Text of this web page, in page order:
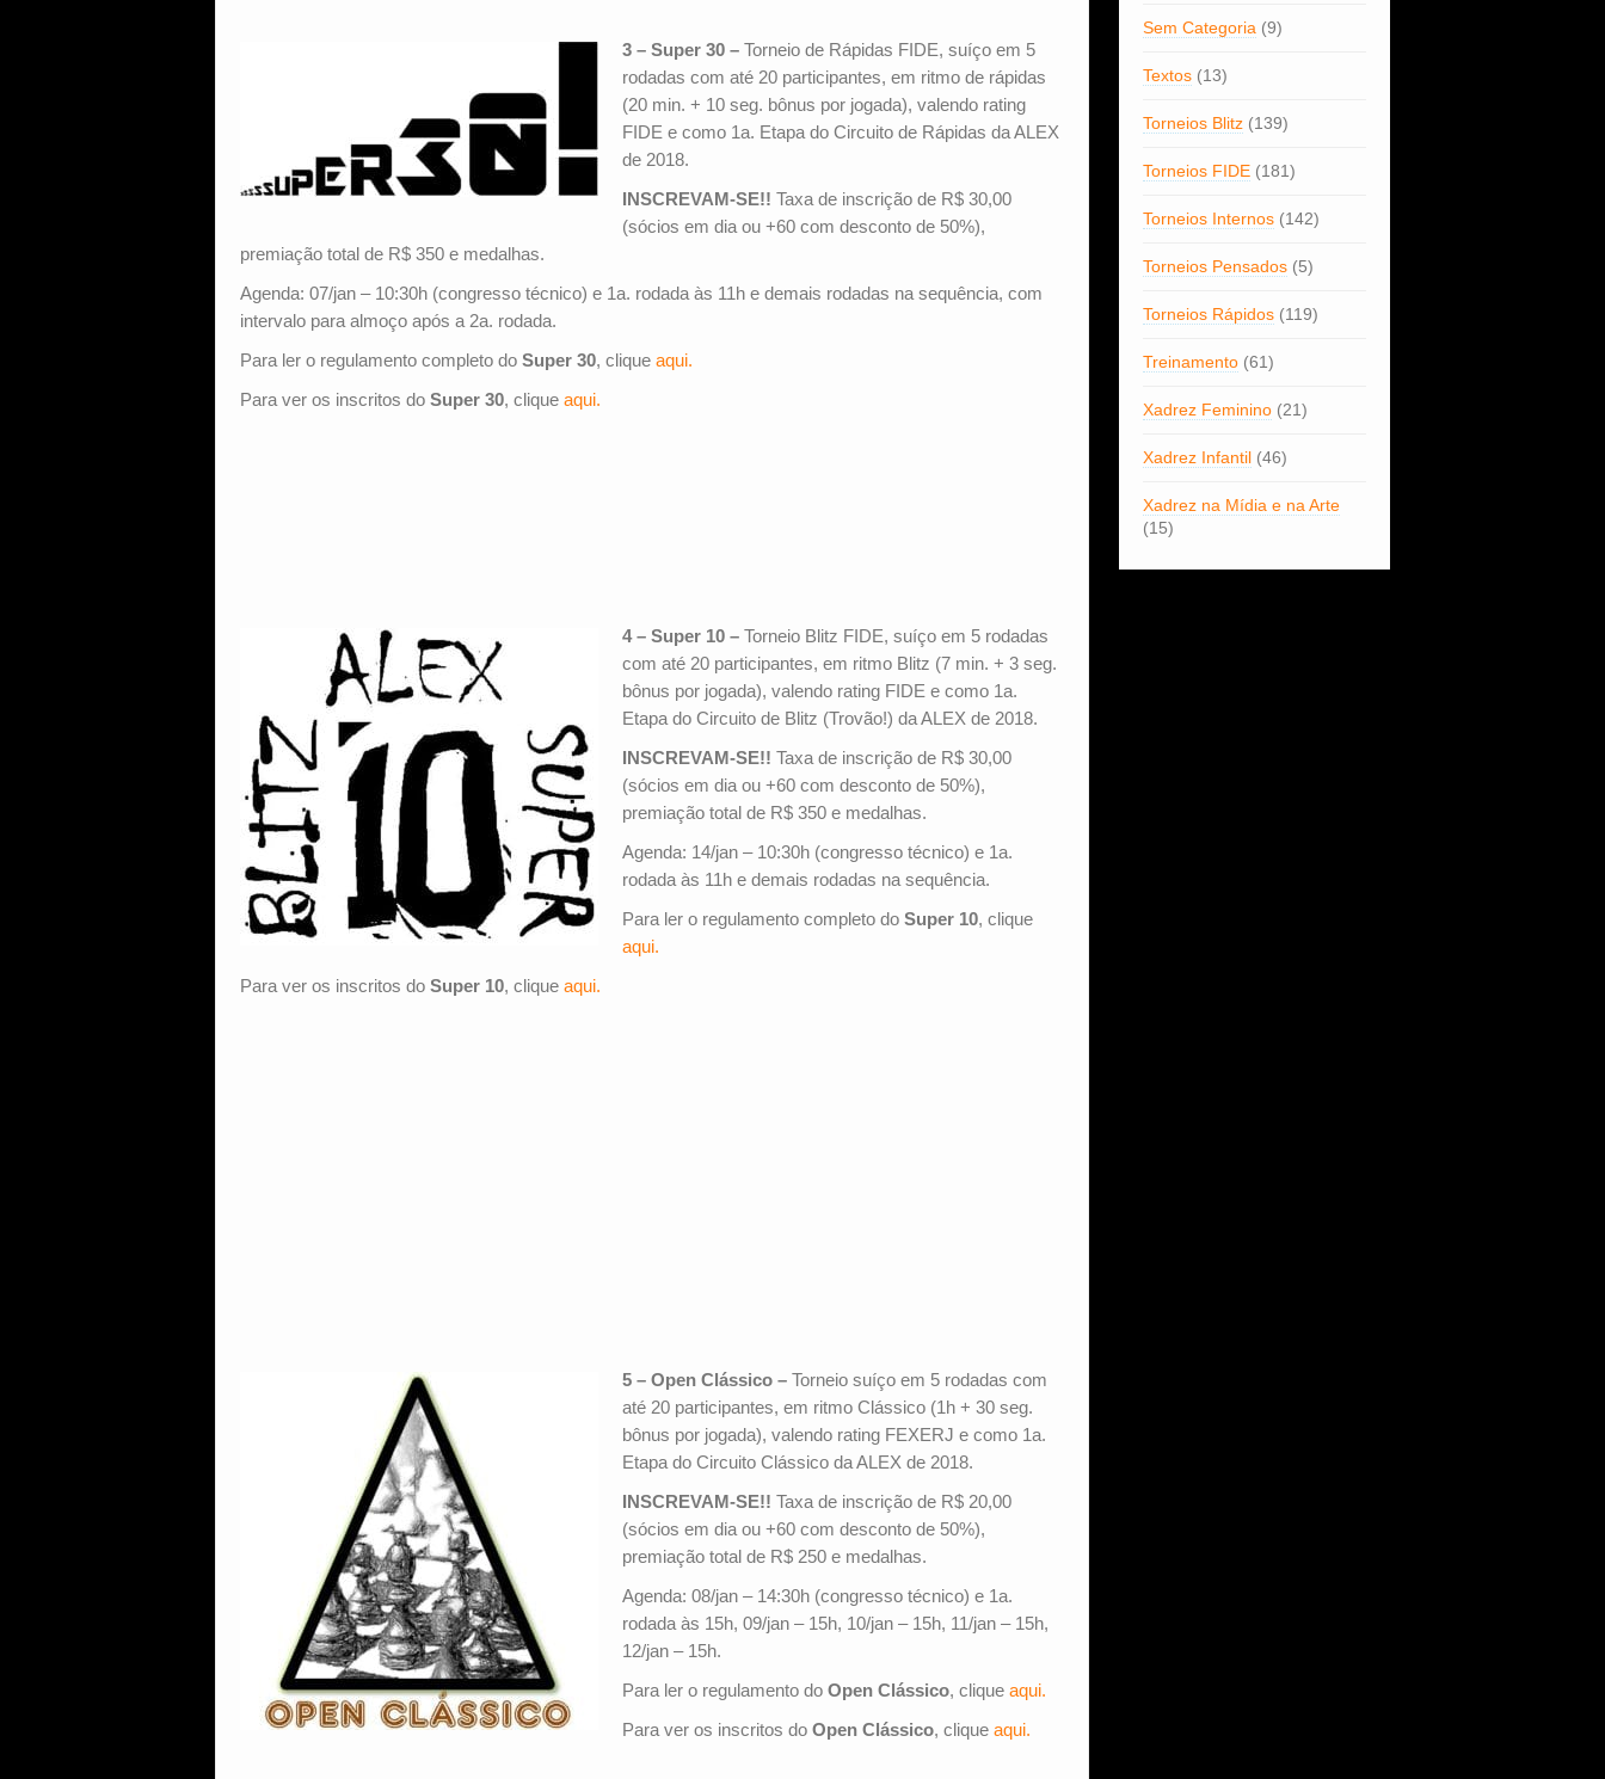
3 – Super 30 – Torneio de Rápidas FIDE, suíço em 5
rodadas com até 20 participantes, em ritmo de rápidas
(20 min. + 10 seg. bônus por jogada), valendo rating
FIDE e como 1a. Etapa do Circuito de Rápidas da ALEX
de 2018.
INSCREVAM-SE!! Taxa de inscrição de R$ 30,00
(sócios em dia ou +60 com desconto de 50%),
premiação total de R$ 350 e medalhas.
Agenda: 07/jan – 10:30h (congresso técnico) e 1a. rodada às 11h e demais rodadas na sequência, com
intervalo para almoço após a 2a. rodada.
Para ler o regulamento completo do Super 30, clique aqui.
Para ver os inscritos do Super 30, clique aqui.
4 – Super 10 – Torneio Blitz FIDE, suíço em 5 rodadas
com até 20 participantes, em ritmo Blitz (7 min. + 3 seg.
bônus por jogada), valendo rating FIDE e como 1a.
Etapa do Circuito de Blitz (Trovão!) da ALEX de 2018.
INSCREVAM-SE!! Taxa de inscrição de R$ 30,00
(sócios em dia ou +60 com desconto de 50%),
premiação total de R$ 350 e medalhas.
Agenda: 14/jan – 10:30h (congresso técnico) e 1a.
rodada às 11h e demais rodadas na sequência.
Para ler o regulamento completo do Super 10, clique
aqui.
Para ver os inscritos do Super 10, clique aqui.
5 – Open Clássico – Torneio suíço em 5 rodadas com
até 20 participantes, em ritmo Clássico (1h + 30 seg.
bônus por jogada), valendo rating FEXERJ e como 1a.
Etapa do Circuito Clássico da ALEX de 2018.
INSCREVAM-SE!! Taxa de inscrição de R$ 20,00
(sócios em dia ou +60 com desconto de 50%),
premiação total de R$ 250 e medalhas.
Agenda: 08/jan – 14:30h (congresso técnico) e 1a.
rodada às 15h, 09/jan – 15h, 10/jan – 15h, 11/jan – 15h,
12/jan – 15h.
Para ler o regulamento do Open Clássico, clique aqui.
Para ver os inscritos do Open Clássico, clique aqui.
Sem Categoria(9)
Textos(13)
Torneios Blitz(139)
Torneios FIDE(181)
Torneios Internos(142)
Torneios Pensados(5)
Torneios Rápidos(119)
Treinamento(61)
Xadrez Feminino(21)
Xadrez Infantil(46)
Xadrez na Mídia e na Arte
(15)